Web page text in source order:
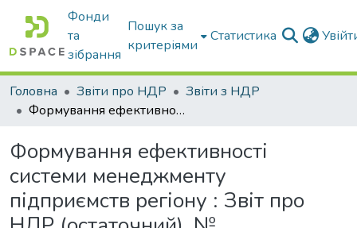
Фонди
та
зібрання
Пошук за
критеріями
Статистика
Головна Звіти про НДР
Звіти з НДР
Формування ефективності системи менеджменту підприємств регіону : Звіт про НДР (остаточний), № держреєстрації 0121U109915
Формування ефективності
системи менеджменту
підприємств регіону : Звіт про